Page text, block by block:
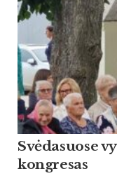
Svėdasuose
kongresas